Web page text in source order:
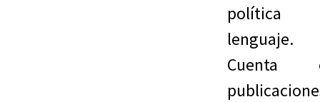
política
lenguaje.
Cuenta